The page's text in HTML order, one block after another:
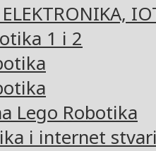
1 i 2
Lego Robotika
i internet